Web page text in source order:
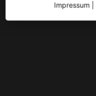
Impressum